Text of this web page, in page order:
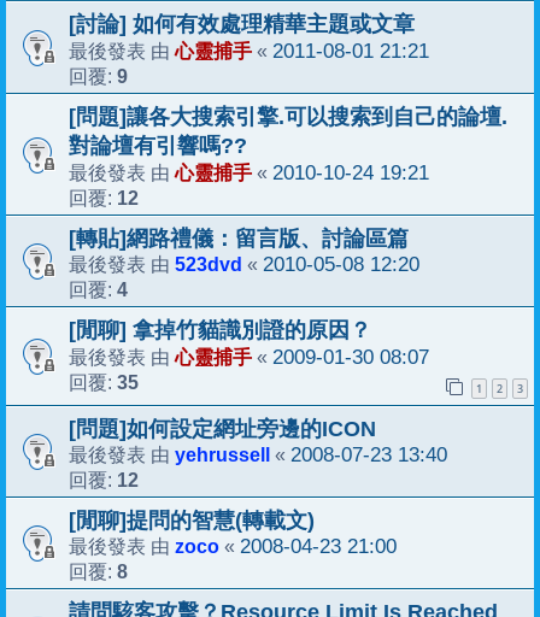
[討論] 如何有效處理精華主題或文章
最後發表 由心靈捕手 « 2011-08-01 21:21
回覆: 9
[問題]讓各大搜索引擎.可以搜索到自己的論壇.
對論壇有引響嗎??
最後發表 由心靈捕手 « 2010-10-24 19:21
回覆: 12
[轉貼]網路禮儀：留言版、討論區篇
最後發表 由 523dvd « 2010-05-08 12:20
回覆: 4
[閒聊] 拿掉竹貓識別證的原因？
最後發表 由心靈捕手 « 2009-01-30 08:07
回覆: 35 1 2 3
[問題]如何設定網址旁邊的ICON
最後發表 由 yehrussell « 2008-07-23 13:40
回覆: 12
[閒聊]提問的智慧(轉載文)
最後發表 由 zoco « 2008-04-23 21:00
回覆: 8